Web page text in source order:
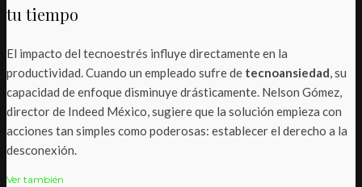
tu tiempo
El impacto del tecnoestrés influye directamente en la
productividad. Cuando un empleado sufre de tecnoansiedad, su
capacidad de enfoque disminuye drásticamente. Nelson Gómez,
director de Indeed México, sugiere que la solución empieza con
acciones tan simples como poderosas: establecer el derecho a la
desconexión.
Ver también